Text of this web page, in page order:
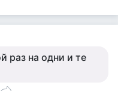
раз на одни и те